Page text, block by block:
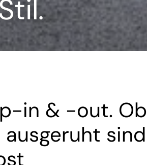
in & -out. Ob
sind